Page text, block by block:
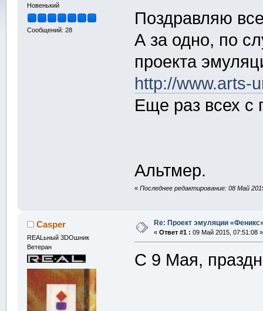
Новенький
Сообщений: 28
Поздравляю
А за одно, по
проекта
http://www.arts-
Еще раз всех с
Альтмер.
«Последнее редактирование: 08 Май
Casper
REALьный 3DOшник
Ветеран
Re: Проект эмуляции
« Ответ #1 : 09 Май 2015, 07:51:08 »
С 9 Мая,